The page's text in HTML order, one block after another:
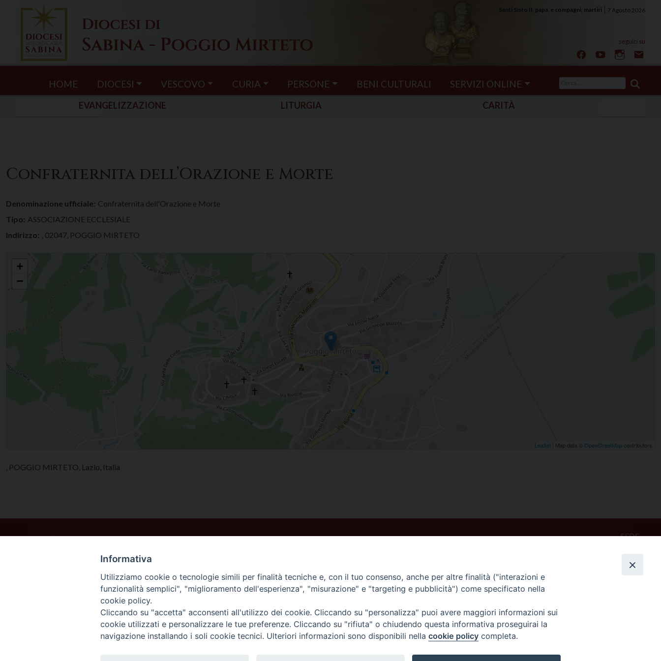
7 Agosto 2026
Santi Sisto II, papa, e compagni, martiri
HOME DIOCESI VESCOVO CURIA PERSONE BENI CULTURALI SERVIZI ONLINE
per:
EVANGELIZZAZIONE LITURGIA CARITÀ
Confraternita dell’Orazione e Morte
Denominazione ufficiale: Confraternita dell'Orazione e Morte
Tipo: ASSOCIAZIONE ECCLESIALE
Indirizzo:
, 02047, POGGIO MIRTETO
Confraternita dell'Orazione e Morte
+
−
Leaflet | Map data © OpenStreetMap contributors
, POGGIO MIRTETO, Lazio, Italia
SEDE
02047 Poggio Mirteto (Rieti)
diocesi@diocesisabina.it
Informativa
Utilizziamo cookie o tecnologie simili per finalità tecniche e, con il tuo consenso, anche per altre finalità ("interazioni e
funzionalità semplici", "miglioramento dell'esperienza", "misurazione" e "targeting e pubblicità") come specificato nella
cookie policy.
Cliccando su "accetta" acconsenti all'utilizzo dei cookie. Cliccando su "personalizza" puoi avere maggiori informazioni sui
cookie utilizzati e personalizzare le tue preferenze. Cliccando su "rifiuta" o chiudendo questa informativa proseguirai la
navigazione installando i soli cookie tecnici. Ulteriori informazioni sono disponibili nella cookie policy completa.